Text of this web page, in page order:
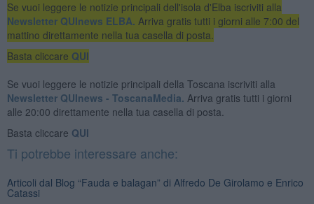
Se vuoi leggere le notizie principali dell'isola d'Elba iscriviti alla
Newsletter QUInews ELBA. Arriva gratis tutti i giorni alle 7:00 del
mattino direttamente nella tua casella di posta.
Basta cliccare QUI
Se vuoi leggere le notizie principali della Toscana iscriviti alla
Newsletter QUInews - ToscanaMedia. Arriva gratis tutti i giorni
alle 20:00 direttamente nella tua casella di posta.
Basta cliccare QUI
Ti potrebbe interessare anche:
Articoli dal Blog “Fauda e balagan” di Alfredo De Girolamo e Enrico
Catassi